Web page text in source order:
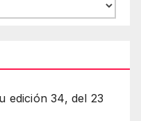
edición 34, del 23